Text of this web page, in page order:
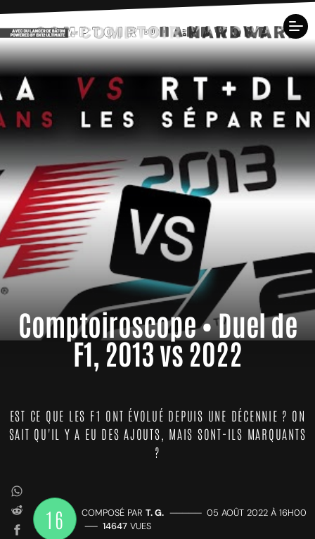
Comptoiroscope • Duel de
F1, 2013 vs 2022
EST CE QUE LES F1 ONT ÉVOLUÉ DEPUIS UNE DÉCENNIE ? ON
SAIT QU'IL Y A EU DES AJOUTS, MAIS SONT-ILS MARQUANTS
?
16 COMPOSÉ PAR T. G. ————— 05 AOÛT 2022 À 16H00
—— 14647 VUES